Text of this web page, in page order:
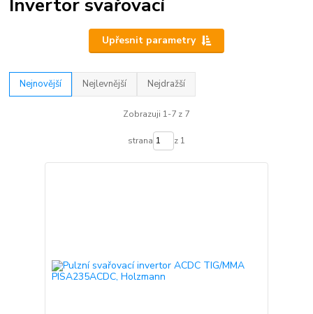
Upřesnit parametry
Nejnovější Nejlevnější Nejdražší
Zobrazuji 1-7 z 7
strana z 1